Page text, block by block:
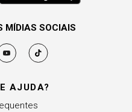
AJUDA?
MÍDIAS SOCIAIS